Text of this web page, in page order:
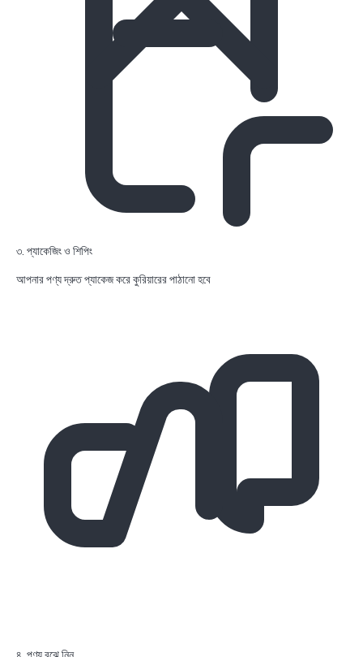
৩. প্যাকেজিং ও শিপিং
আপনার পণ্য দ্রুত প্যাকেজ করে কুরিয়ারের পাঠানো হবে